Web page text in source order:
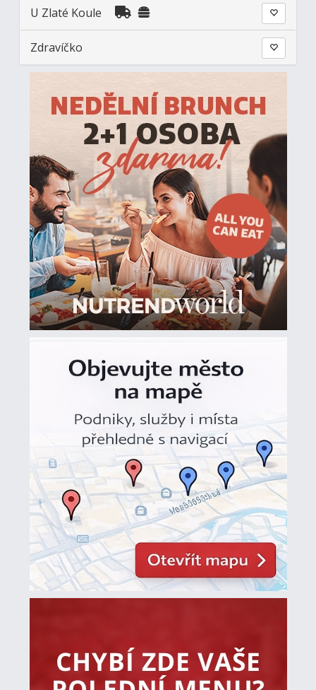
U Zlaté Koule
Zdravíčko